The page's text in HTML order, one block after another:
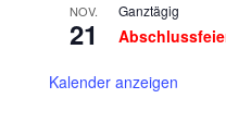
NOV.
21
Ganztägig
Kalender anzeigen